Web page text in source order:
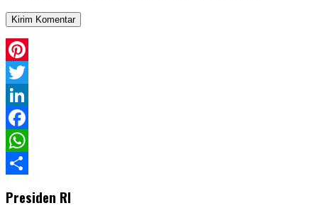
Pinterest
Twitter
LinkedIn
Facebook
WhatsApp
Presiden RI